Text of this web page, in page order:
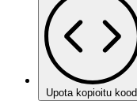
Upota kopioitu